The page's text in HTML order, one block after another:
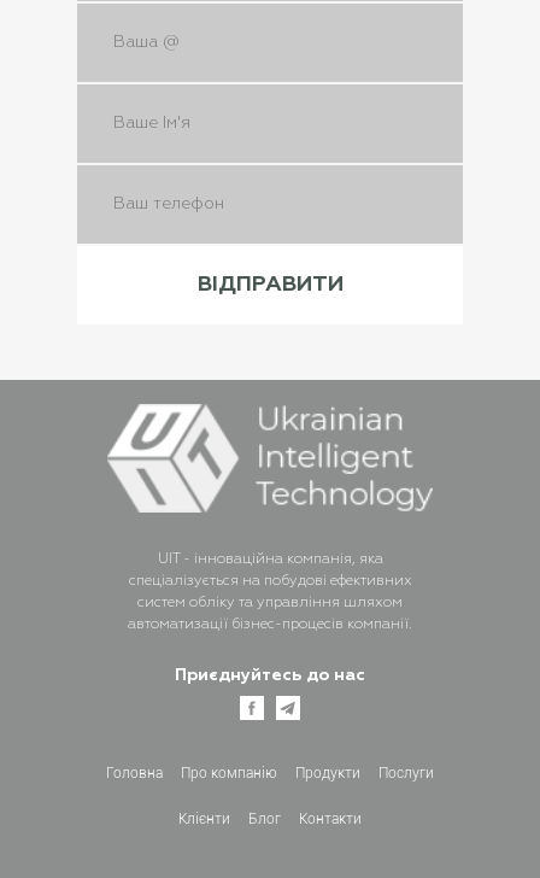
UIT - інноваційна компанія, яка
спеціалізується на побудові ефективних
систем обліку та управління шляхом
автоматизації бізнес-процесів компанії.
Приєднуйтесь до нас
Головна Про компанiю Продукти Послуги
Клієнти Блог Контакти